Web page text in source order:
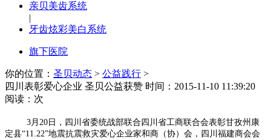
亲贝美齿系统
|
牙齿炫彩美白系统
旗下医院
你的位置： 圣贝动态 > 公益践行 >
四川表彰爱心企业 圣贝公益获赞 时间：2015-11-10 11:39:20
阅读： 次
3月20日，四川省委统战部联合四川省工商联合会表彰甘孜州康
定县“11.22”地震抗震救灾爱心企业家和商（协）会，四川福建商会会